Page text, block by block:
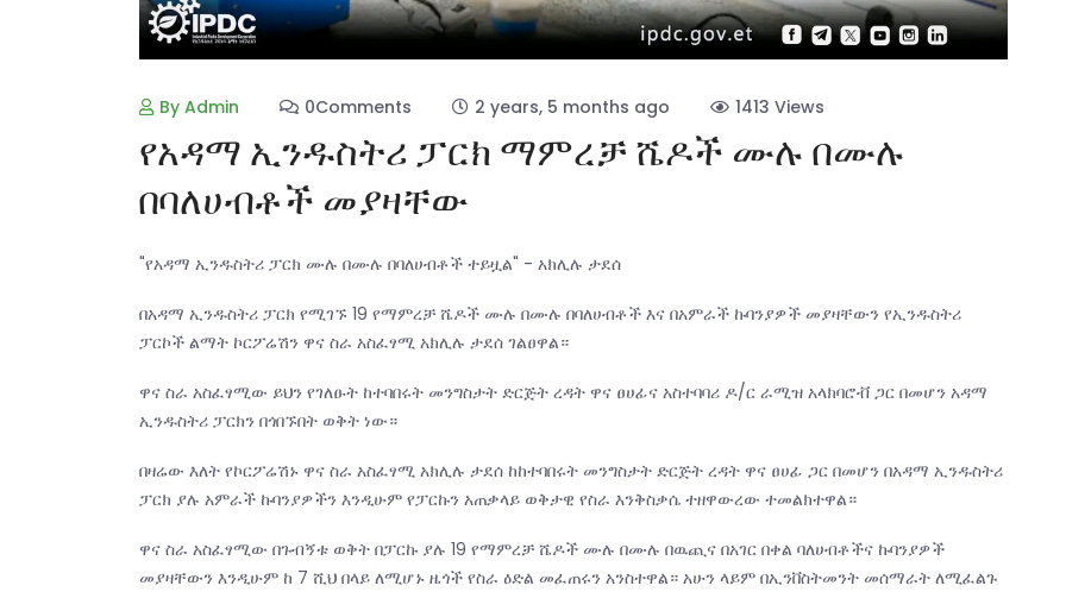
By Admin 0Comments 2 years, 5 months ago 1413 Views
የአዳማ ኢንዱስትሪ ፓርክ ማምረቻ ሼዶች ሙሉ በሙሉ
በባለሀብቶች መያዛቸው
"የአዳማ ኢንዱስትሪ ፓርክ ሙሉ በሙሉ በባለሀብቶች ተይዟል" - አክሊሉ ታደሰ
በአዳማ ኢንዱስትሪ ፓርክ የሚገኙ 19 የማምረቻ ሼዶች ሙሉ በሙሉ በባለሀብቶች እና በአምራች ኩባንያዎች መያዛቸውን የኢንዱስትሪ
ፓርኮች ልማት ኮርፖሬሽን ዋና ስራ አስፈፃሚ አክሊሉ ታደሰ ገልፀዋል።
ዋና ስራ አስፈፃሚው ይህን የገለፁት ከተባበሩት መንግስታት ድርጅት ረዳት ዋና ፀሀፊና አስተባባሪ ዶ/ር ራሚዝ አላክባሮቭ ጋር በመሆን አዳማ
ኢንዱስትሪ ፓርክን በጎበኙበት ወቅት ነው።
በዛሬው እለት የኮርፖሬሽኑ ዋና ስራ አስፈፃሚ አክሊሉ ታደሰ ከከተባበሩት መንግስታት ድርጅት ረዳት ዋና ፀሀፊ ጋር በመሆን በአዳማ ኢንዱስትሪ
ፓርክ ያሉ አምራች ኩባንያዎችን እንዲሁም የፓርኩን አጠቃላይ ወቅታዊ የስራ እንቅስቃሴ ተዘዋውረው ተመልክተዋል።
ዋና ስራ አስፈፃሚው በጉብኝቱ ወቅት በፓርኩ ያሉ 19 የማምረቻ ሼዶች ሙሉ በሙሉ በዉጪና በአገር በቀል ባለሀብቶችና ኩባንያዎች
መያዛቸውን እንዲሁም ከ 7 ሺህ በላይ ለሚሆኑ ዜጎች የስራ ዕድል መፈጠሩን አንስተዋል። አሁን ላይም በኢንቨስትመንት መሰማራት ለሚፈልጉ